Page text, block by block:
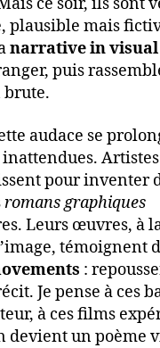
ce soir, ils sont
plausible mais
narrative in
puis
brute.
audace se
pour inventer
romans graphiques
Leurs œuvres, à
témoignent
:
Je pense à ces
à ces films
devient un poème